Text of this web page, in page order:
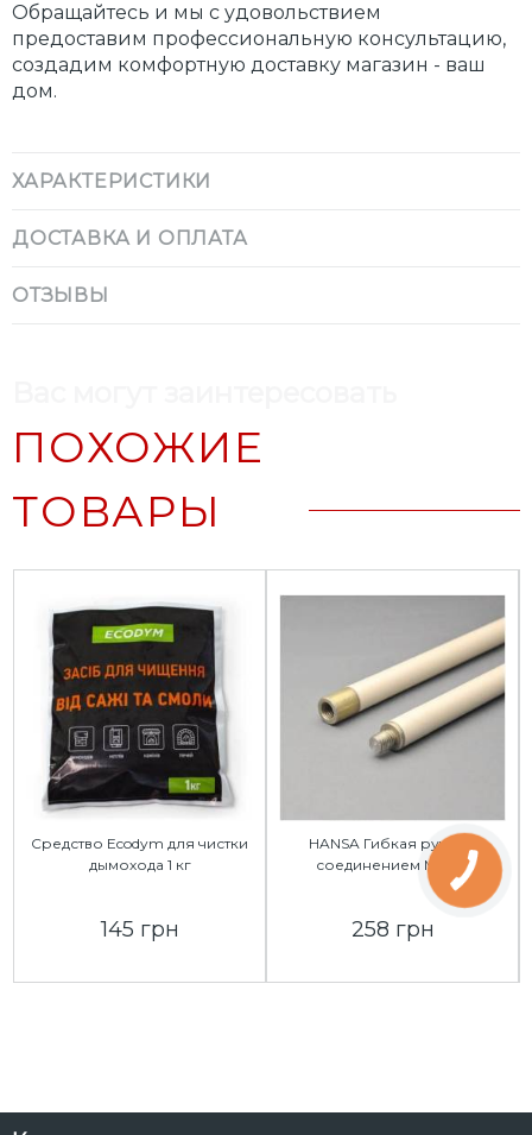
Обращайтесь и мы с удовольствием
предоставим профессиональную консультацию,
создадим комфортную доставку магазин - ваш
дом.
ХАРАКТЕРИСТИКИ
ДОСТАВКА И ОПЛАТА
ОТЗЫВЫ
ПОХОЖИЕ
ТОВАРЫ
Средство Ecodym для чистки
дымохода 1 кг
145 грн
HANSA Гибкая ручка с
соединением М12 1м
258 грн